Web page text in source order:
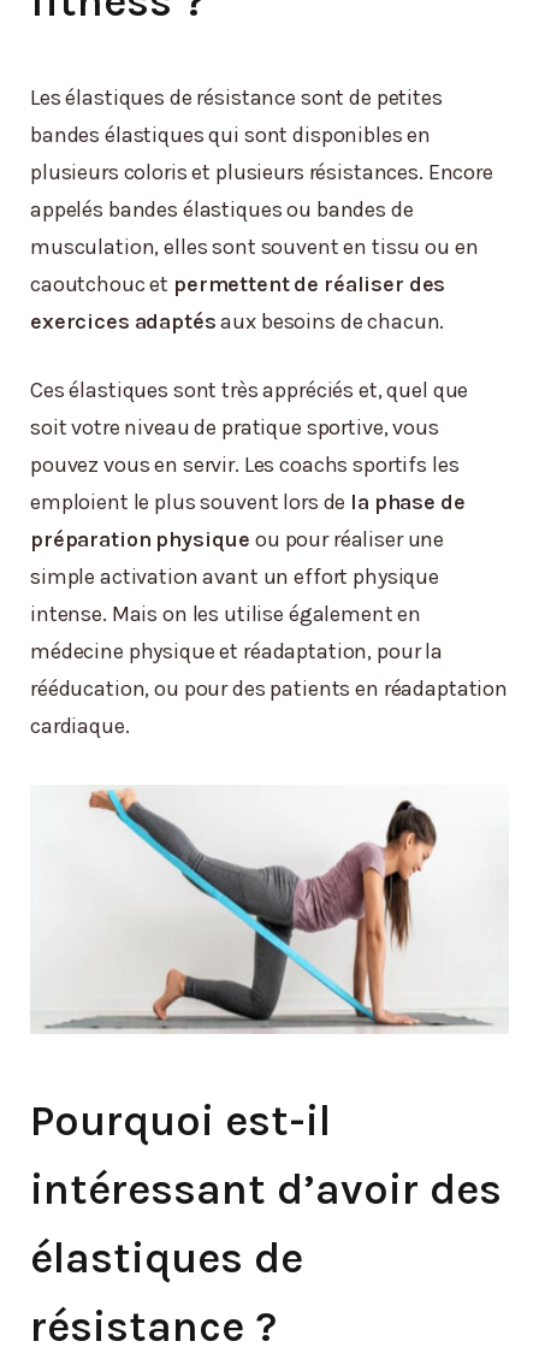
Les élastiques de résistance sont de petites
bandes élastiques qui sont disponibles en
plusieurs coloris et plusieurs résistances. Encore
appelés bandes élastiques ou bandes de
musculation, elles sont souvent en tissu ou en
caoutchouc et permettent de réaliser des
exercices adaptésaux besoins de chacun.
Ces élastiques sont très appréciés et, quel que
soit votre niveau de pratique sportive, vous
pouvez vous en servir. Les coachs sportifs les
emploient le plus souvent lors de la phase de
préparation physique ou pour réaliser une
simple activation avant un effort physique
intense. Mais on les utilise également en
médecine physique et réadaptation, pour la
rééducation, ou pour des patients en réadaptation
cardiaque.
Pourquoi est-il
intéressant d’avoir des
élastiques de
résistance ?